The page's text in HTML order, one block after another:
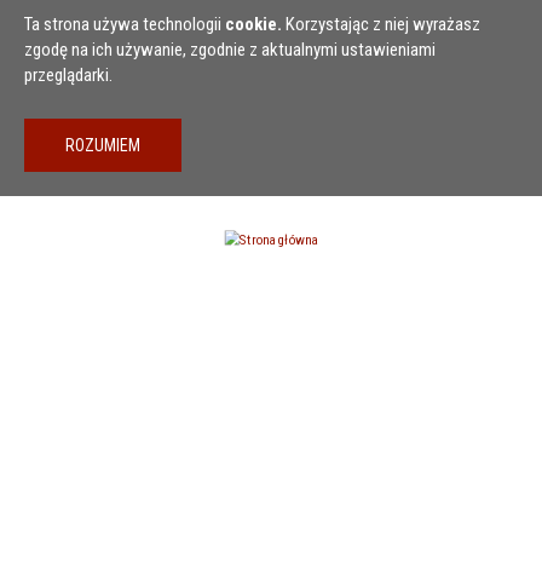
Przejdź do treści
Ta strona używa technologii cookie. Korzystając z niej wyrażasz
zgodę na ich używanie, zgodnie z aktualnymi ustawieniami
przeglądarki.